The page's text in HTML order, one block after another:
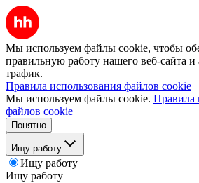
Мы используем файлы cookie, чтобы
правильную работу нашего веб-сайта и
трафик.
Правила использования файлов cookie
Мы используем файлы cookie. Правила
файлов cookie
Понятно
Ищу работу
Ищу работу
Ищу работу